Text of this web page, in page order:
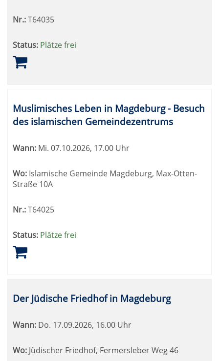
Nr.:T64035
Status: Plätze frei
Muslimisches Leben in Magdeburg - Besuch
des islamischen Gemeindezentrums
Wann: Mi. 07.10.2026, 17.00 Uhr
Wo: Islamische Gemeinde Magdeburg, Max-Otten-
Straße 10A
Nr.:T64025
Status: Plätze frei
Der Jüdische Friedhof in Magdeburg
Wann: Do. 17.09.2026, 16.00 Uhr
Wo: Jüdischer Friedhof, Fermersleber Weg 46